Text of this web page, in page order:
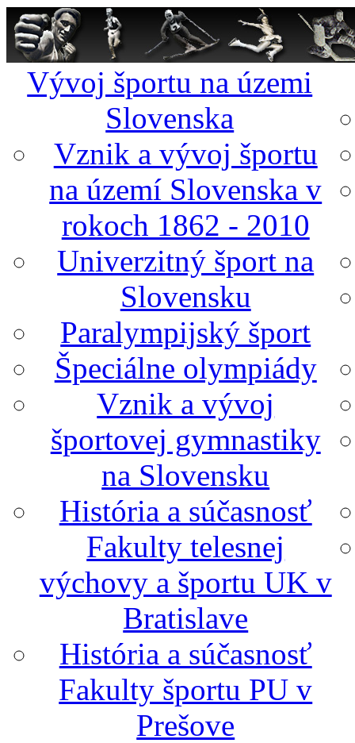
Vývoj športu na územi
Slovenska
Vznik a vývoj športu
na území Slovenska v
rokoch 1862 - 2010
Univerzitný šport na
Slovensku
Paralympijský šport
Špeciálne olympiády
Vznik a vývoj
športovej gymnastiky
na Slovensku
História a súčasnosť
Fakulty telesnej
výchovy a športu UK v
Bratislave
História a súčasnosť
Fakulty športu PU v
Prešove